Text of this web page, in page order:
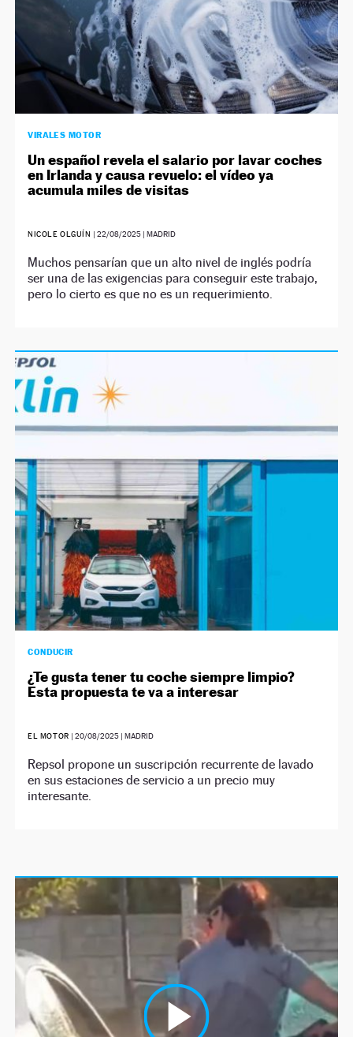
VIRALES MOTOR
Un español revela el salario por lavar coches
en Irlanda y causa revuelo: el vídeo ya
acumula miles de visitas
NICOLE OLGUÍN | 22/08/2025| MADRID
Muchos pensarían que un alto nivel de inglés podría
ser una de las exigencias para conseguir este trabajo,
pero lo cierto es que no es un requerimiento.
CONDUCIR
¿Te gusta tener tu coche siempre limpio?
Esta propuesta te va a interesar
EL MOTOR | 20/08/2025| MADRID
Repsol propone un suscripción recurrente de lavado
en sus estaciones de servicio a un precio muy
interesante.